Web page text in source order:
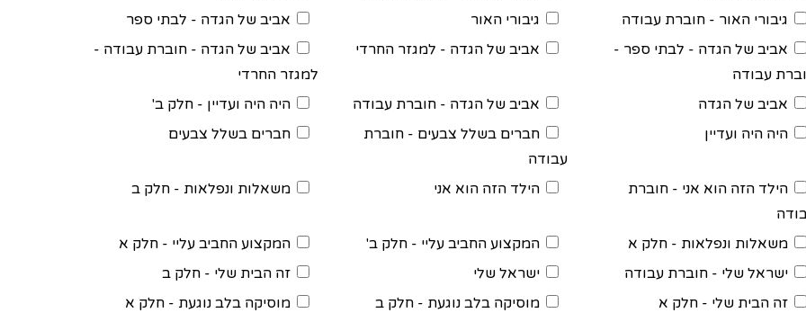
גיבורי האור - חוברת עבודה
גיבורי האור
אביב של הגדה - לבתי ספר
אביב של הגדה - לבתי ספר -
עבודה
אביב של הגדה - למגזר החרדי
אביב של הגדה - חוברת עבודה -
למגזר החרדי
אביב של הגדה
אביב של הגדה - חוברת עבודה
היה היה ועדיין - חלק ב'
היה היה ועדיין
חברים בשלל צבעים - חוברת
עבודה
חברים בשלל צבעים
הילד הזה הוא אני - חוברת
הילד הזה הוא אני משאלות ונפלאות - חלק ב
משאלות ונפלאות - חלק א המקצוע החביב עליי - חלק ב'
המקצוע החביב עליי - חלק א
ישראל שלי - חוברת עבודה
ישראל שלי
זה הבית שלי - חלק ב
זה הבית שלי - חלק א
מוסיקה בלב נוגעת - חלק ב
מוסיקה בלב נוגעת - חלק א